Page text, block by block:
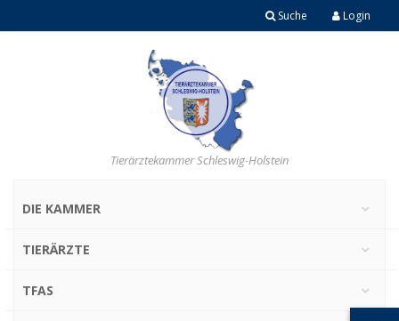
Login
Suche
Tierärztekammer Schleswig-Holstein
DIE KAMMER
TIERÄRZTE
TFAS